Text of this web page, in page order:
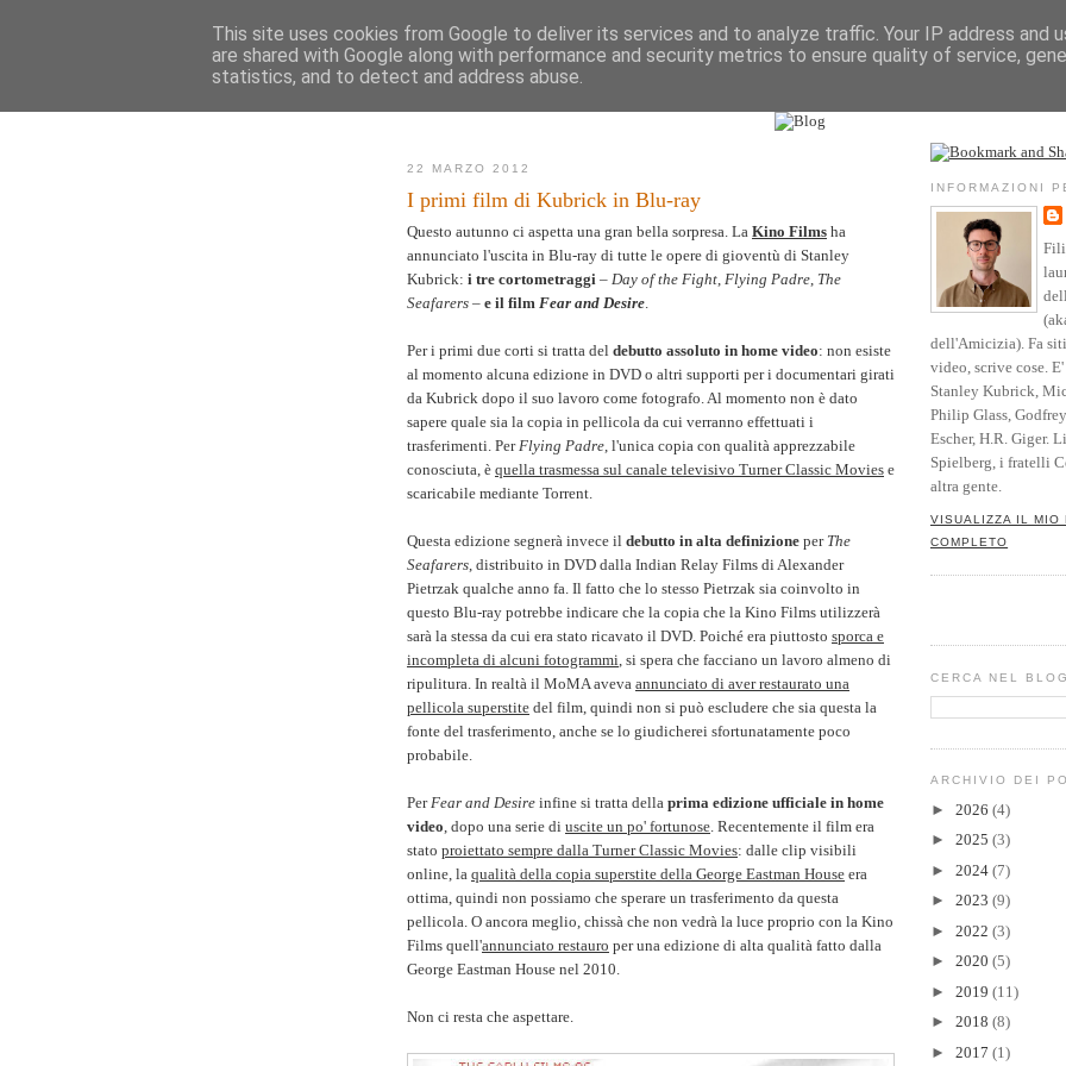
AK
Novità Mappa del sito
Vita Opere Parole Testimonianze
22 MARZO 2012
I primi film di Kubrick in Blu-ray
Questo autunno ci aspetta una gran bella sorpresa. La Kino Films ha
annunciato l'uscita in Blu-ray di tutte le opere di gioventù di Stanley
Kubrick: i tre cortometraggi – Day of the Fight Flying Padre The
Seafarers – e il film Fear and Desire
Per i primi due corti si tratta del debutto assoluto in home video: non esiste
al momento alcuna edizione in DVD o altri supporti per i documentari girati
da Kubrick dopo il suo lavoro come fotografo. Al momento non è dato
sapere quale sia la copia in pellicola da cui verranno effettuati i
trasferimenti. Per Flying Padre , l'unica copia con qualità apprezzabile
conosciuta, è quella trasmessa sul canale televisivo Turner Classic Movies e
scaricabile mediante Torrent.
Questa edizione segnerà invece il debutto in alta definizione per The
Seafarers , distribuito in DVD dalla Indian Relay Films di Alexander
Pietrzak qualche anno fa. Il fatto che lo stesso Pietrzak sia coinvolto in
questo Blu-ray potrebbe indicare che la copia che la Kino Films utilizzerà
sarà la stessa da cui era stato ricavato il DVD. Poiché era piuttosto sporca e
incompleta di alcuni fotogrammi , si spera che facciano un lavoro almeno di
ripulitura. In realtà il MoMA aveva annunciato di aver restaurato una
pellicola superstite del film, quindi non si può escludere che sia questa la
fonte del trasferimento, anche se lo giudicherei sfortunatamente poco
probabile.
Per Fear and Desire infine si tratta della prima edizione ufficiale in home
video , dopo una serie di uscite un po' fortunose . Recentemente il film era
stato proiettato sempre dalla Turner Classic Movies: dalle clip visibili
online, la qualità della copia superstite della George Eastman House era
ottima, quindi non possiamo che sperare un trasferimento da questa
pellicola. O ancora meglio, chissà che non vedrà la luce proprio con la Kino
Films quell'annunciato restauro per una edizione di alta qualità fatto dalla
George Eastman House nel 2010.
Non ci resta che aspettare.
INFORMAZIONI
dell'Amicizia). Fa
video, scrive cose.
Stanley Kubrick,
Philip Glass,
Escher, H.R. Giger.
Spielberg, i fratelli
altra gente.
VISUALIZZA IL MIO
COMPLETO
CERCA NEL BLOG
ARCHIVIO DEI
► 2026 (4)
► 2025 (3)
► 2024 (7)
► 2023 (9)
► 2022 (3)
► 2020 (5)
► 2019 (11)
► 2018 (8)
► 2017 (1)
This site uses cookies from Google to deliver its services and to analyze traffic. Your IP address and
are shared with Google along with performance and security metrics to ensure quality of service,
statistics, and to detect and address abuse.